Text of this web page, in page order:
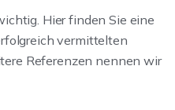
Hier finden Sie eine
vermittelten
Referenzen nennen wir